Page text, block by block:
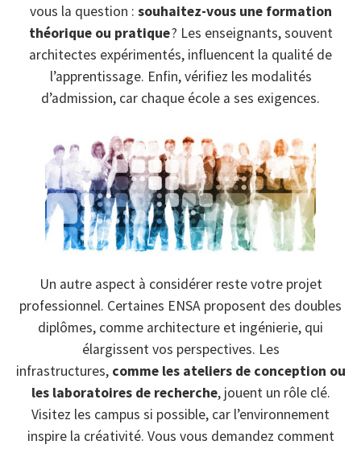
vous la question : souhaitez-vous une formation
théorique ou pratique? Les enseignants, souvent
architectes expérimentés, influencent la qualité de
l’apprentissage. Enfin, vérifiez les modalités
d’admission, car chaque école a ses exigences.
Un autre aspect à considérer reste votre projet
professionnel. Certaines ENSA proposent des doubles
diplômes, comme architecture et ingénierie, qui
élargissent vos perspectives. Les
infrastructures, comme les ateliers de conception ou
les laboratoires de recherche, jouent un rôle clé.
Visitez les campus si possible, car l’environnement
inspire la créativité. Vous vous demandez comment